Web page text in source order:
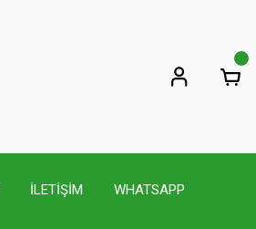
İLETİŞİM WHATSAPP